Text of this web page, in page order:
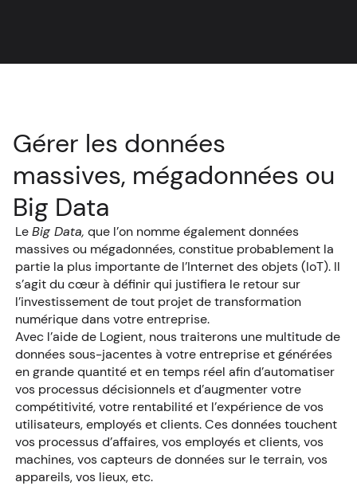
Gérer les données
massives, mégadonnées ou
Big Data
LeBig Data, que l’on nomme également données
massives ou mégadonnées, constitue probablement la
partie la plus importante de l’Internet des objets (IoT). Il
s’agit du cœur à définir qui justifiera le retour sur
l’investissement de tout projet de transformation
numérique dans votre entreprise.
Avec l’aide de Logient, nous traiterons une multitude de
données sous-jacentes à votre entreprise et générées
en grande quantité et en temps réel afin d’automatiser
vos processus décisionnels et d’augmenter votre
compétitivité, votre rentabilité et l’expérience de vos
utilisateurs, employés et clients. Ces données touchent
vos processus d’affaires, vos employés et clients, vos
machines, vos capteurs de données sur le terrain, vos
appareils, vos lieux, etc.